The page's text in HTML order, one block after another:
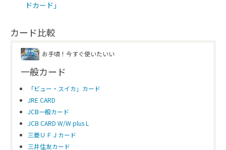
ドカード」
カード比較
お手頃！今すぐ使いたいい
一般カード
「ビュー・スイカ」カード
JRE CARD
JCB一般カード
JCB CARD W/W plus L
三菱ＵＦＪカード
三井住友カード